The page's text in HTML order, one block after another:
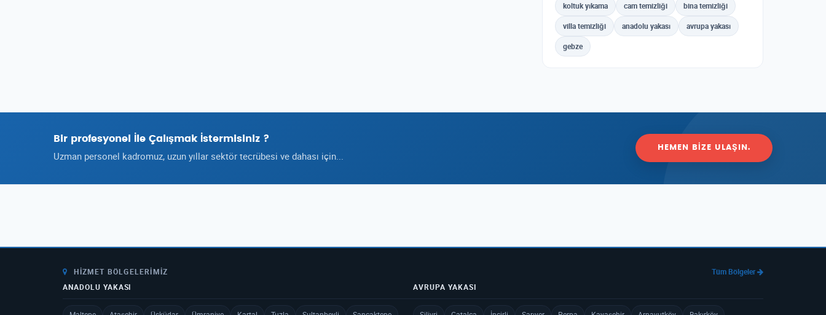
koltuk yıkama cam temizliği bina temizliği
villa temizliği anadolu yakası avrupa yakası
gebze
Bir profesyonel İle Çalışmak İstermisiniz ?
Uzman personel kadromuz, uzun yıllar sektör tecrübesi ve dahası için...
HEMEN BIZE ULAŞIN.
HIZMET BÖLGELERIMIZ
Tüm Bölgeler
ANADOLU YAKASI
AVRUPA YAKASI